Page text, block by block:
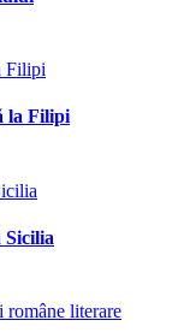
la Filipi
Sicilia